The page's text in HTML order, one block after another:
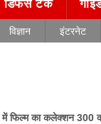
डिफेंस टेक
विज्ञान इंटरनेट
फिल्म का कलेक्शन 300